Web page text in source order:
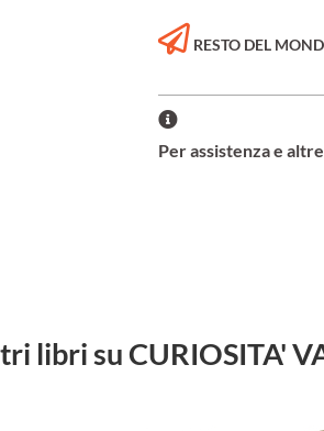
RESTO DEL
Per assistenza e
libri su CURIOSITA'